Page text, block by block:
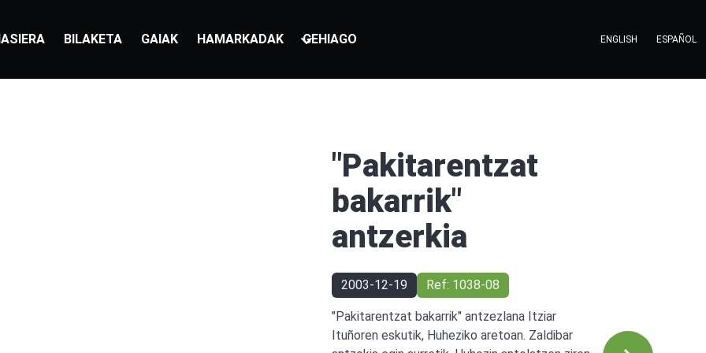
BILAKETA GAIAK HAMARKADAK GEHIAGO ENGLISH ESPAÑOL
"Pakitarentzat
bakarrik"
antzerkia
2003-12-19 Ref: 1038-08
"Pakitarentzat bakarrik" antzezlana Itziar
Ituñoren eskutik, Huheziko aretoan. Zaldibar